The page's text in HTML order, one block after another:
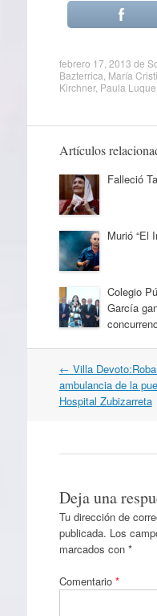
febrero 17, 2013 de
Bazterrica María
Kirchner, Paula Luque
Artículos
Falleció
Murió “El
Colegio
García
Navegación
por
artículos
← Villa
ambulancia de la
Hospital Zubizarreta
Deja una
Tu dirección de
publicada. Los
marcados con *
Comentario *